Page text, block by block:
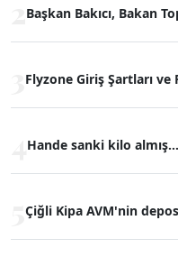
Başkan Bakıcı, Bakan
Flyzone Giriş Şartları ve
Hande sanki kilo almış...
Çiğli Kipa AVM'nin